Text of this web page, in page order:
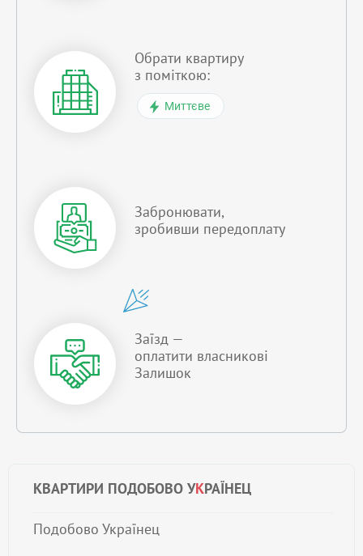
КВАРТИРИ ПОДОБОВО УКРАЇНЕЦ
Подобово Українец
Обрати квартиру
з поміткою:
Миттєве
Забронювати,
зробивши передоплату
Заїзд —
оплатити власникові
Залишок